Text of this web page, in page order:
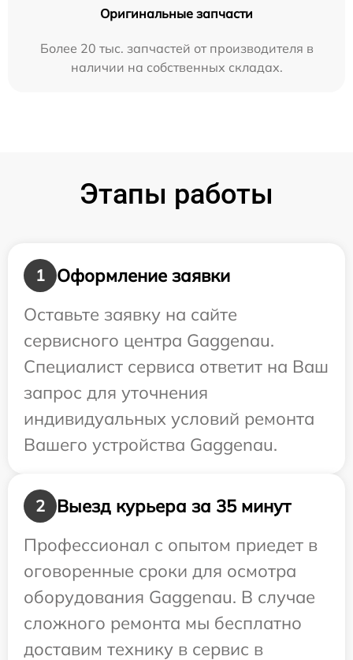
Оригинальные запчасти
Более 20 тыс. запчастей от производителя в
наличии на собственных складах.
Этапы работы
1
Оформление заявки
Оставьте заявку на сайте
сервисного центра Gaggenau.
Специалист сервиса ответит на Ваш
запрос для уточнения
индивидуальных условий ремонта
Вашего устройства Gaggenau.
2
Выезд курьера за 35 минут
Профессионал с опытом приедет в
оговоренные сроки для осмотра
оборудования Gaggenau. В случае
сложного ремонта мы бесплатно
доставим технику в сервис в